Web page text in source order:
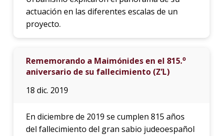
actuación en las diferentes escalas de un
proyecto.
Rememorando a Maimónides en el 815.o
aniversario de su fallecimiento (Z’L)
18 dic. 2019
En diciembre de 2019 se cumplen 815 años
del fallecimiento del gran sabio judeoespañol